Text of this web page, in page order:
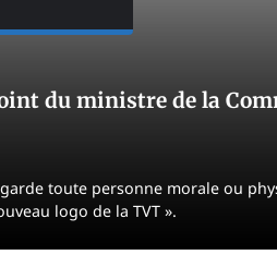
du ministre de la
toute personne morale ou
logo de la TVT ».